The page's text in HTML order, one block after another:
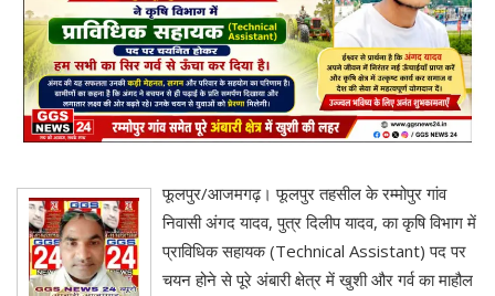
फूलपुर/आजमगढ़। फूलपुर तहसील के रम्मोपुर गांव
निवासी अंगद यादव, पुत्र दिलीप यादव, का कृषि विभाग में
प्राविधिक सहायक (Technical Assistant) पद पर
चयन होने से पूरे अंबारी क्षेत्र में खुशी और गर्व का माहौल